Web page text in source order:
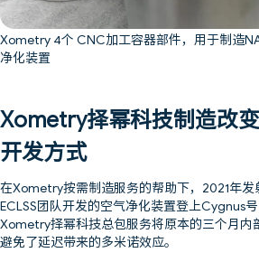
Xometry 4个 CNC加工容器部件，用于制造
净化装置
Xometry择幂科技制造改
开发方式
在Xometry按需制造服务的帮助下，2021年发
ECLSS团队开发的空气净化装置登上Cygnus号
Xometry择幂科技总包服务将原本的三个月内
避免了延迟带来的多米诺效应。